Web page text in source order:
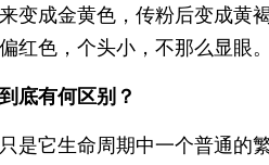
变成金黄色，传粉后变成
红色，个头小，不那么显眼
底有何区别？
它生命周期中一个普通的